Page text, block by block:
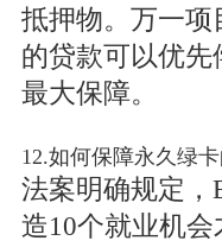
抵押物。万一项
的贷款可以优
最大保障。
12.如何保障永久绿
法案明确规定，
造10个就业机